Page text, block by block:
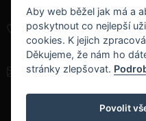
+420 284 826 787
+420 604 728 042
info@boatpark.cz
Sobota
9:00 - 14:00
Aby web běžel jak má a
poskytnout co nejlepší
cookies. K jejich
Děkujeme, že nám ho
stránky zlepšovat.
Povolit